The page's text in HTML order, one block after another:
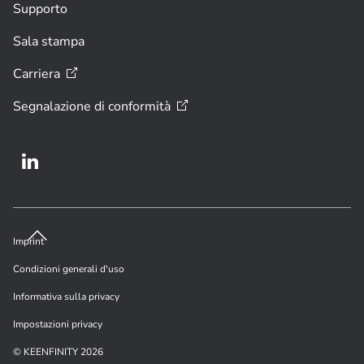
Supporto
Sala stampa
Carriera
Segnalazione di conformità
Imprint
Condizioni generali d'uso
Informativa sulla privacy
Impostazioni privacy
© KEENFINITY 2026